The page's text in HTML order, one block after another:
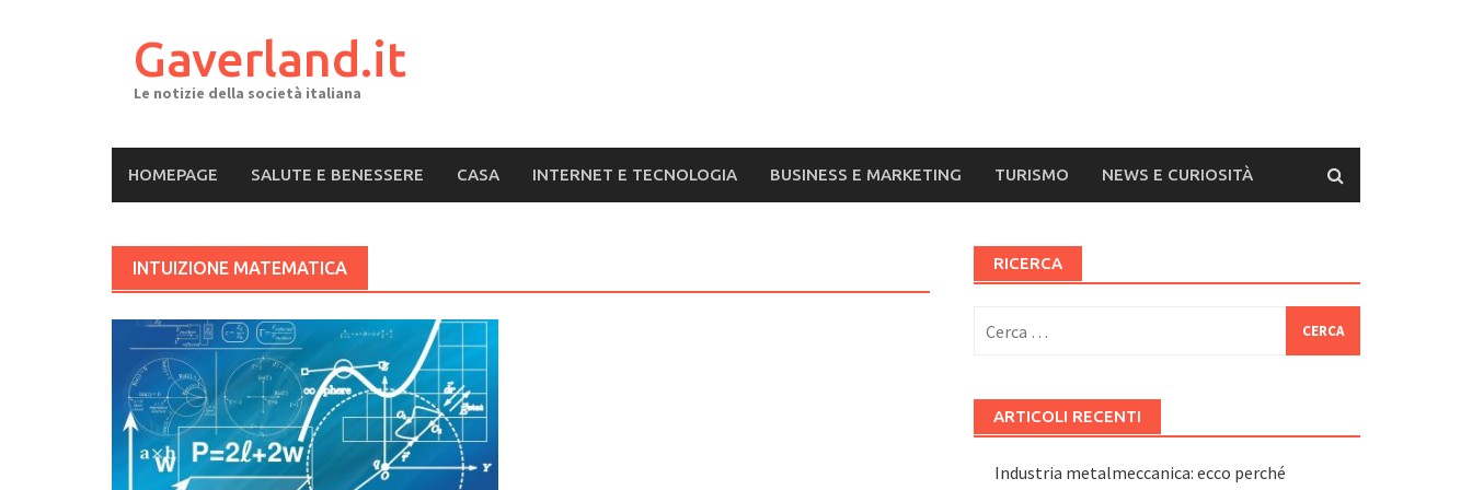
Gaverland.it
Le notizie della società italiana
HOMEPAGE SALUTE E BENESSERE CASA INTERNET E TECNOLOGIA BUSINESS E MARKETING TURISMO NEWS E CURIOSITÀ
INTUIZIONE MATEMATICA RICERCA
per:
ARTICOLI RECENTI
Industria metalmeccanica: ecco perché